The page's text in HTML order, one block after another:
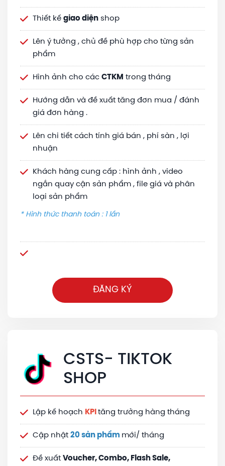
Thiết kế giao diện shop
Lên ý tưởng , chủ đề phù hợp cho từng sản
phẩm
Hình ảnh cho các CTKM trong tháng
Hướng dẫn và đề xuất tăng đơn mua / đánh
giá đơn hàng .
Lên chi tiết cách tính giá bán , phí sàn , lợi
nhuận
Khách hàng cung cấp : hình ảnh , video
ngắn quay cận sản phẩm , file giá và phân
loại sản phẩm
* Hình thức thanh toán : 1 lần
ĐĂNG KÝ
CSTS- TIKTOK
SHOP
Lập kế hoạch KPI tăng trưởng hàng tháng
Cập nhật 20 sản phẩm mới/ tháng
Đề xuất Voucher, Combo, Flash Sale,